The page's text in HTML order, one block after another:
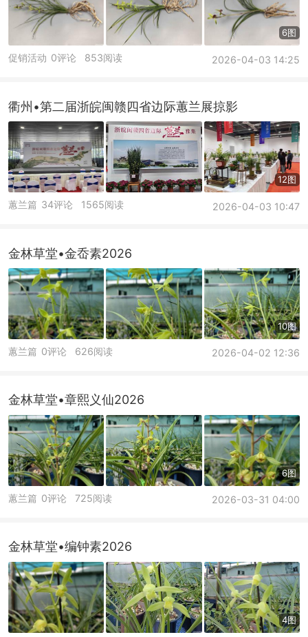
6图
促销活动 2026-04-03 14:25
0评论 853阅读
衢州•第二届浙皖闽赣四省边际蕙兰展掠影
12图
蕙兰篇 2026-04-03 10:47
34评论 1565阅读
金林草堂•金岙素2026
10图
蕙兰篇 2026-04-02 12:36
0评论 626阅读
金林草堂•章熙义仙2026
6图
蕙兰篇 2026-03-31 04:00
0评论 725阅读
金林草堂•编钟素2026
4图